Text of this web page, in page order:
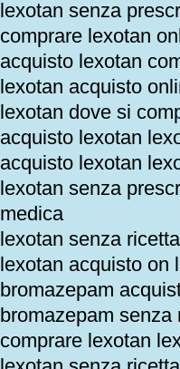
lexotan senza
comprare lexotan
acquisto lexotan
lexotan acquisto
lexotan dove si
acquisto lexotan
acquisto lexotan
lexotan senza
medica
lexotan senza
lexotan acquisto on
bromazepam
bromazepam
comprare lexotan